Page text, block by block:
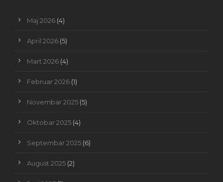
Maj 2026 (4)
April 2026 (5)
Mart 2026 (4)
Februar 2026 (1)
Novembar 2025 (5)
Oktobar 2025 (4)
Septembar 2025 (6)
August 2025 (2)